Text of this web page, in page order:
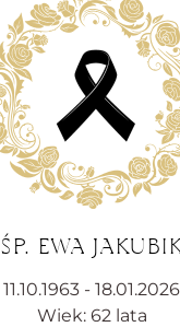
ŚP. EWA
11.10.1963 - 18.01.2026
Wiek: 62 lata